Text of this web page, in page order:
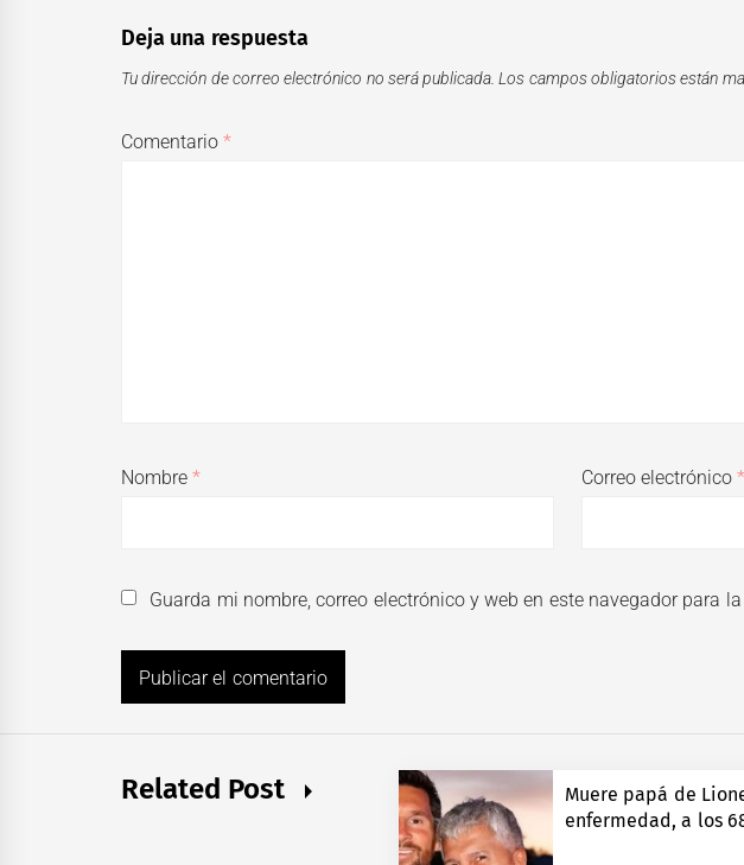
Deja una respuesta
Tu dirección de correo electrónico no será publicada. Los campos obligatorios están
Comentario*
Nombre* Correo electrónico*
Guarda mi nombre, correo electrónico y web en este navegador para
Related Post
Muere papá de
enfermedad, a los